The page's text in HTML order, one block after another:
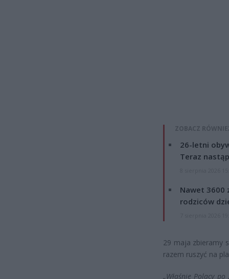
ZOBACZ
26-letni
Teraz
Nawet 3600
rodziców
29 maja zbieramy
razem ruszyć na
„Właśnie Polacy